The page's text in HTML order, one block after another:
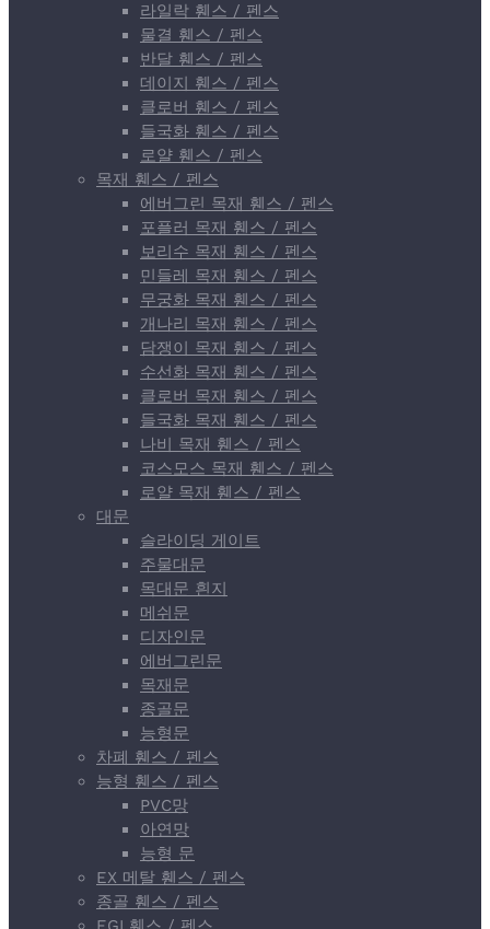
라일락 휀스 / 펜스
물결 휀스 / 펜스
반달 휀스 / 펜스
데이지 휀스 / 펜스
클로버 휀스 / 펜스
들국화 휀스 / 펜스
로얄 휀스 / 펜스
목재 휀스 / 펜스
에버그린 목재 휀스 / 펜스
포플러 목재 휀스 / 펜스
보리수 목재 휀스 / 펜스
민들레 목재 휀스 / 펜스
무궁화 목재 휀스 / 펜스
개나리 목재 휀스 / 펜스
담쟁이 목재 휀스 / 펜스
수선화 목재 휀스 / 펜스
클로버 목재 휀스 / 펜스
들국화 목재 휀스 / 펜스
나비 목재 휀스 / 펜스
코스모스 목재 휀스 / 펜스
로얄 목재 휀스 / 펜스
대문
슬라이딩 게이트
주물대문
목대문 흰지
메쉬문
디자인문
에버그린문
목재문
종골문
능형문
차폐 휀스 / 펜스
능형 휀스 / 펜스
PVC망
아연망
능형 문
EX 메탈 휀스 / 펜스
종골 휀스 / 펜스